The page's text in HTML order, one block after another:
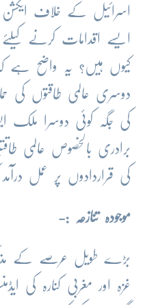
اسرائیل کے خلاف ایکشن
ایسے اقدامات کرنے
کیوں ہیں؟ یہ واضح ہے کہ
دوسری عالمی طاقتوں کی
کی جگہ کوئی دوسرا ملک
برادری بالخصوص عالمی
کی قراردادوں پر عمل
موجودہ تنازعہ :-
بڑے طویل عرصے کے
غزہ اور مغربی کنارہ کی